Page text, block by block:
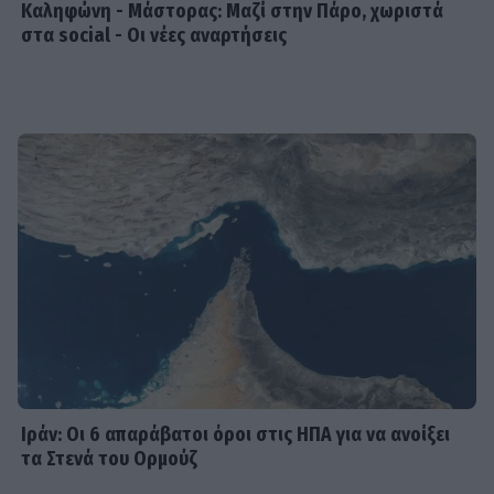
SHOWBIZ
Βανέσα Αδαμοπούλου: «Η φήμη
Κρίνο και Αγκάθι Spoiler: Η νύφη-
δολοφόνος! Το νυφικό με το
κρυμμένο μαχαίρι και η αιματηρή
Γεράσιμος Γεννατάς: «Ζούμε σε μια
εποχή που ντροπιάζει το ανθρώπινο
πλάσμα»
Καληφώνη - Μάστορας: Μαζί στην Πάρο, χωριστά
στα social - Οι νέες αναρτήσεις
Ιράν: Οι 6 απαράβατοι όροι στις ΗΠΑ για να ανοίξει
τα Στενά του Ορμούζ